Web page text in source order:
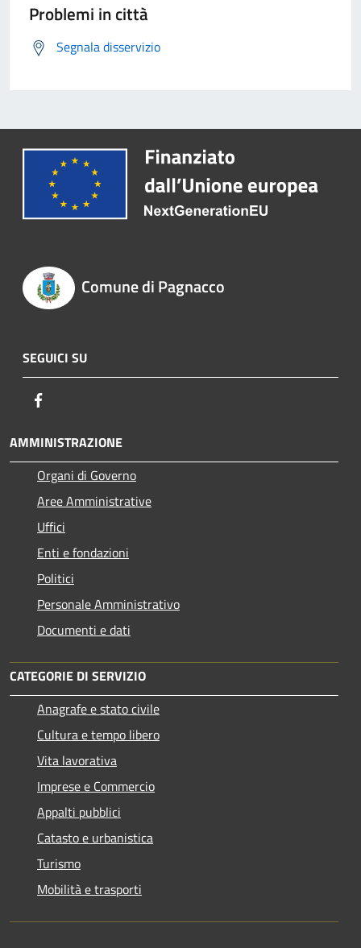
Problemi in città
Segnala disservizio
Comune di Pagnacco
SEGUICI SU
AMMINISTRAZIONE
Organi di Governo
Aree Amministrative
Uffici
Enti e fondazioni
Politici
Personale Amministrativo
Documenti e dati
CATEGORIE DI SERVIZIO
Anagrafe e stato civile
Cultura e tempo libero
Vita lavorativa
Imprese e Commercio
Appalti pubblici
Catasto e urbanistica
Turismo
Mobilità e trasporti